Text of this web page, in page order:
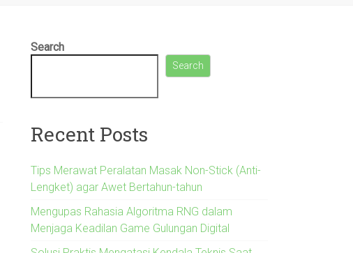
Search
Search
Recent Posts
Tips Merawat Peralatan Masak Non-Stick (Anti-
Lengket) agar Awet Bertahun-tahun
Mengupas Rahasia Algoritma RNG dalam
Menjaga Keadilan Game Gulungan Digital